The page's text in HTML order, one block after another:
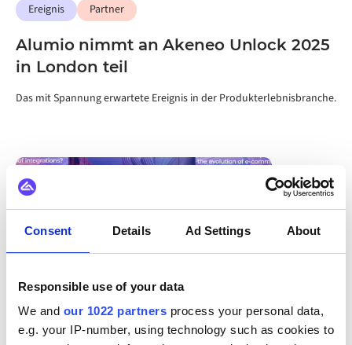
Consent Details Ad Settings About
Responsible use of your data
We and our 1022 partners process your personal data,
e.g. your IP-number, using technology such as cookies to
Ereignis Partner
Alumio nimmt an Akeneo Unlock 2025
in London teil
Das mit Spannung erwartete Ereignis in der Produkterlebnisbranche.
Ereignis